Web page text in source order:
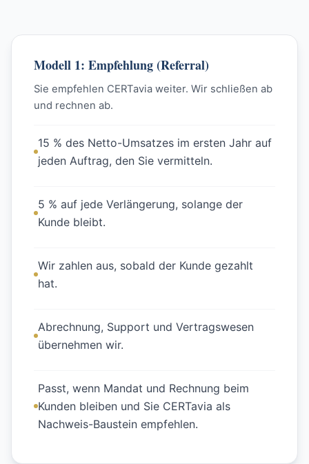
Modell 1: Empfehlung (Referral)
Sie empfehlen CERTavia weiter. Wir schließen ab
und rechnen ab.
15 % des Netto-Umsatzes im ersten Jahr auf
jeden Auftrag, den Sie vermitteln.
5 % auf jede Verlängerung, solange der
Kunde bleibt.
Wir zahlen aus, sobald der Kunde gezahlt
hat.
Abrechnung, Support und Vertragswesen
übernehmen wir.
Passt, wenn Mandat und Rechnung beim
Kunden bleiben und Sie CERTavia als
Nachweis-Baustein empfehlen.